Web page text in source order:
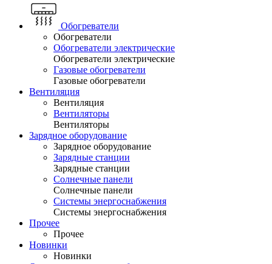
Обогреватели
Обогреватели
Обогреватели электрические
Обогреватели электрические
Газовые обогреватели
Газовые обогреватели
Вентиляция
Вентиляция
Вентиляторы
Вентиляторы
Зарядное оборудование
Зарядное оборудование
Зарядные станции
Зарядные станции
Солнечные панели
Солнечные панели
Системы энергоснабжения
Системы энергоснабжения
Прочее
Прочее
Новинки
Новинки